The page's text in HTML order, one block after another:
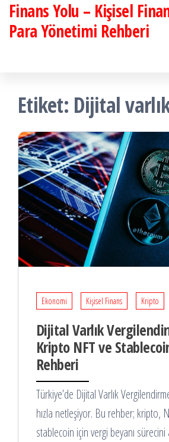
İçeriğe
atla
Finans Yolu – Kişisel
Para Yönetimi Rehberi
Etiket: Dijital
Ekonomi Kişisel Finans Kripto
Dijital Varlık
Kripto NFT ve
Rehberi
Türkiye’de Dijital Varlık
hızla netleşiyor. Bu rehber; kripto,
stablecoin için vergi beyanı sürecini